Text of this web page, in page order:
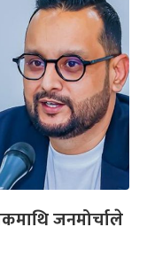
जनमोर्चाले